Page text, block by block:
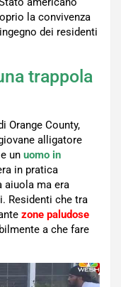
la convivenza
dei residenti
trappola
Orange County,
alligatore
un uomo in
in pratica
aiuola ma era
Residenti che tra
zone paludose
a che fare